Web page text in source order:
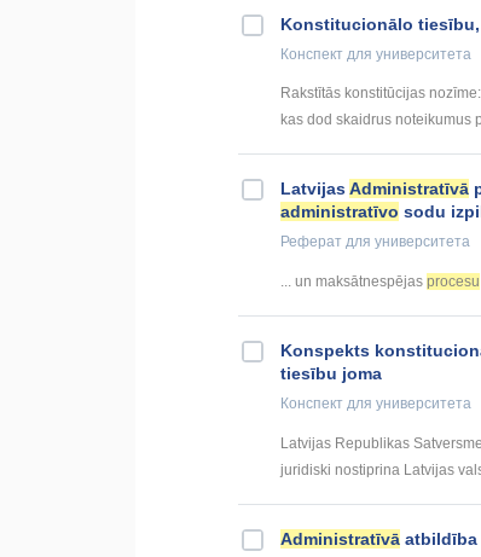
Konstitucionālo tiesību,
Конспект для университета
Rakstītās konstitūcijas
kas dod skaidrus noteikumus
LatvijasAdministratīvā
administratīvo sodu
Реферат для университета
... un maksātnespējas procesu
Konspekts
tiesību joma
Конспект для университета
Latvijas Republikas
juridiski nostiprina Latvijas
Administratīvā atbildība